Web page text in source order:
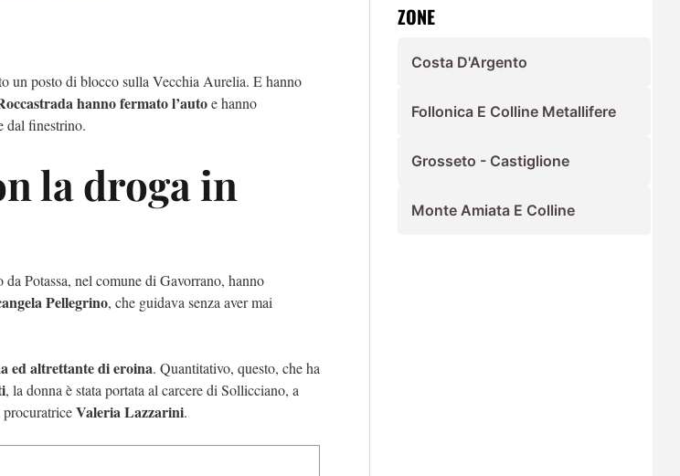
un posto di blocco sulla Vecchia Aurelia. E hanno
hanno fermato l’autoe hanno
dal finestrino.
la droga in
Potassa, nel comune di Gavorrano, hanno
Pellegrino, che guidava senza aver mai
ed altrettante di eroina. Quantitativo, questo, che ha
, la donna è stata portata al carcere di Sollicciano, a
procuratriceValeria Lazzarini.
ZONE
Costa D'Argento
Follonica E Colline Metallifere
Grosseto - Castiglione
Monte Amiata E Colline